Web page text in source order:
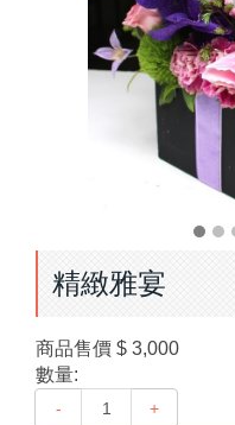
精緻雅宴
商品售價 $ 3,000
數量:
- +